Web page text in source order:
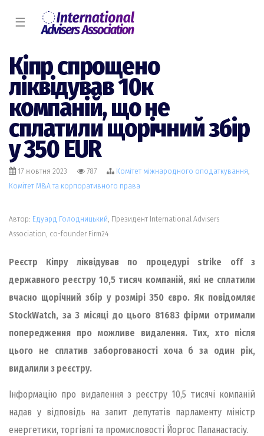
☰
Кіпр спрощено
ліквідував 10к
компаній, що не
сплатили щорічний збір
у 350 EUR
17 жовтня 2023 787 Комiтет міжнародного оподаткування,
Комiтет M&A та корпоративного права
Автор: Едуард Голодницький , Президент International Advisers
Association, co-founder Firm24
Реєстр Кіпру ліквідував по процедурі strike off з
державного реєстру 10,5 тисяч компаній, які не сплатили
вчасно щорічний збір у розмірі 350 євро. Як повідомляє
StockWatch, за 3 місяці до цього 81683 фірми отримали
попередження про можливе видалення. Тих, хто після
цього не сплатив заборгованості хоча б за один рік,
видалили з реєстру.
Інформацію про видалення з реєстру 10,5 тисячі компаній
надав у відповідь на запит депутатів парламенту міністр
енергетики, торгівлі та промисловості Йоргос Папанастасіу.